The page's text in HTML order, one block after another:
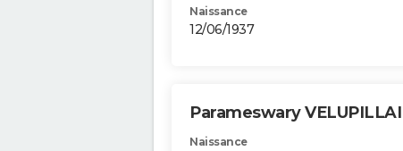
Naissance
12/06/1937
Parameswary VELUPILLAI
Naissance